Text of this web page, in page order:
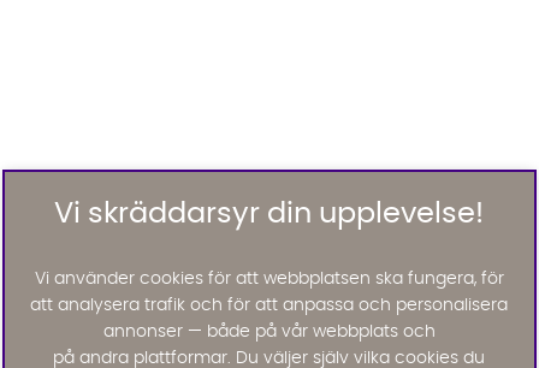
Vi skräddarsyr din upplevelse!
Vi använder cookies för att webbplatsen ska fungera, för
att analysera trafik och för att anpassa och personalisera
annonser — både på vår webbplats och
på andra plattformar. Du väljer själv vilka cookies du